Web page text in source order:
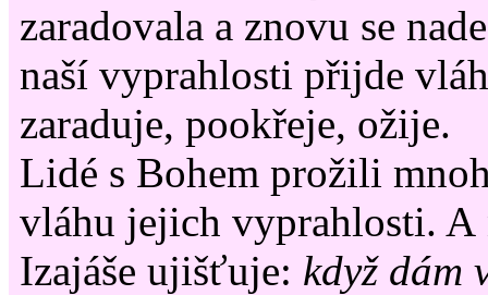
zaradovala a znovu se
naší vyprahlosti přijde
zaraduje, pookřeje, ožije.
Lidé s Bohem prožili
vláhu jejich vyprahlosti. A
Izajáše ujišťuje: když dám